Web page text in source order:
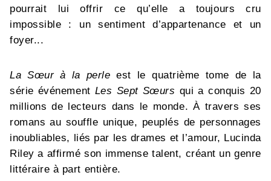
pourrait lui offrir ce qu’elle a toujours cru
impossible : un sentiment d’appartenance et un
foyer...
La Sœur à la perle est le quatrième tome de la
série événement Les Sept Sœurs qui a conquis 20
millions de lecteurs dans le monde. À travers ses
romans au souffle unique, peuplés de personnages
inoubliables, liés par les drames et l’amour, Lucinda
Riley a affirmé son immense talent, créant un genre
littéraire à part entière.